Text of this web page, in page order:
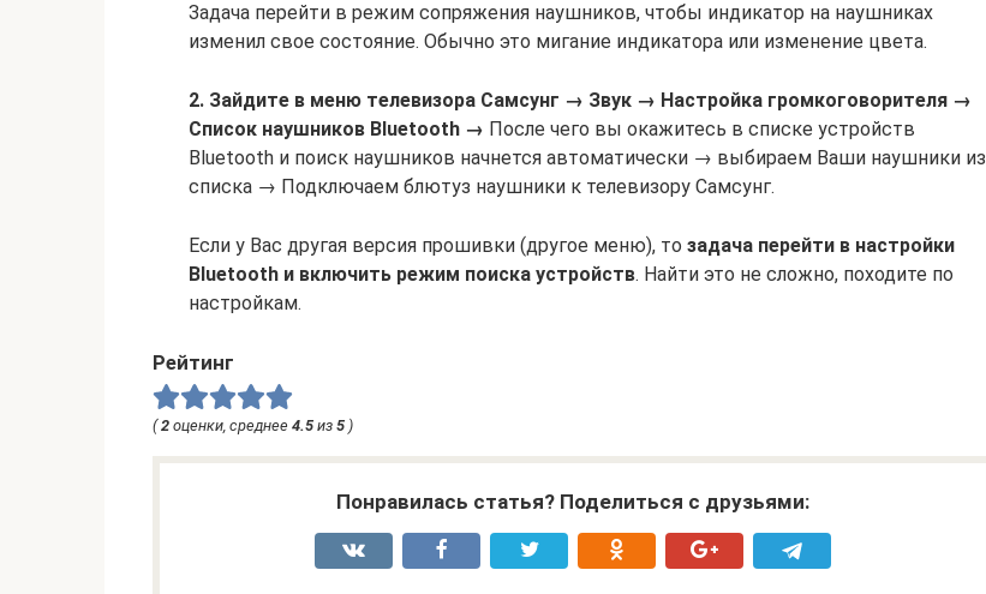
Задача перейти в режим сопряжения наушников, чтобы индикатор на наушниках
изменил свое состояние. Обычно это мигание индикатора или изменение цвета.
2. Зайдите в меню телевизора Самсунг → Звук → Настройка громкоговорителя →
Список наушников Bluetooth → После чего вы окажитесь в списке устройств
Bluetooth и поиск наушников начнется автоматически → выбираем Ваши наушники из
списка → Подключаем блютуз наушники к телевизору Самсунг.
Если у Вас другая версия прошивки (другое меню), то задача перейти в настройки
Bluetooth и включить режим поиска устройств. Найти это не сложно, походите по
настройкам.
Рейтинг
(2 оценки, среднее 4.5 из 5 )
Понравилась статья? Поделиться с друзьями: